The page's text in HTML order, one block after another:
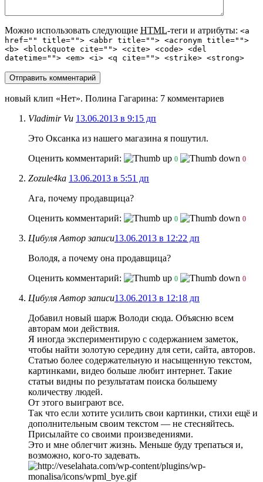
Можно использовать следующие HTML-теги и атрибуты: <a
href="" title=""> <abbr title=""> <acronym title="">
<b> <blockquote cite=""> <cite> <code> <del
datetime=""> <em> <i> <q cite=""> <strike> <strong>
новый клип «Нет». Полина Гагарина: 7 комментариев
Vladimir Vu 13.06.2013 в 9:15 дп
Это Оксанка из нашего магазина я пошутил.
Оценить комментарий:
0 0
Zozule4ka 13.06.2013 в 5:51 дп
Ага, почему продавщица?
Оценить комментарий:
0 0
Цибуля Автор записи13.06.2013 в 12:22 дп
Володя, а почему она продавщица?
Оценить комментарий:
0 0
Цибуля Автор записи13.06.2013 в 12:18 дп
Добавил новый шарж Володи сюда. Объясню всем
авторам мои действия.
Я иногда экспериментирую с содержанием заметок,
чтобы найти золотую середину для сети, сайта, авторов.
Статью более содержательную и насыщенную текстом,
картинками, видео больше любит интернет. Такие
статьи видны по результатам поиска большему
количеству людей.
От этого выиграют все.
Так что если хотите усилить свои картинки, стихи ещё и
дополнительным своим текстом — не стесняйтесь.
Присылайте со своими произведениями.
Это и мне облегчит жизнь. Меньше буду трепаться и,
возможно, кого-то задевать.